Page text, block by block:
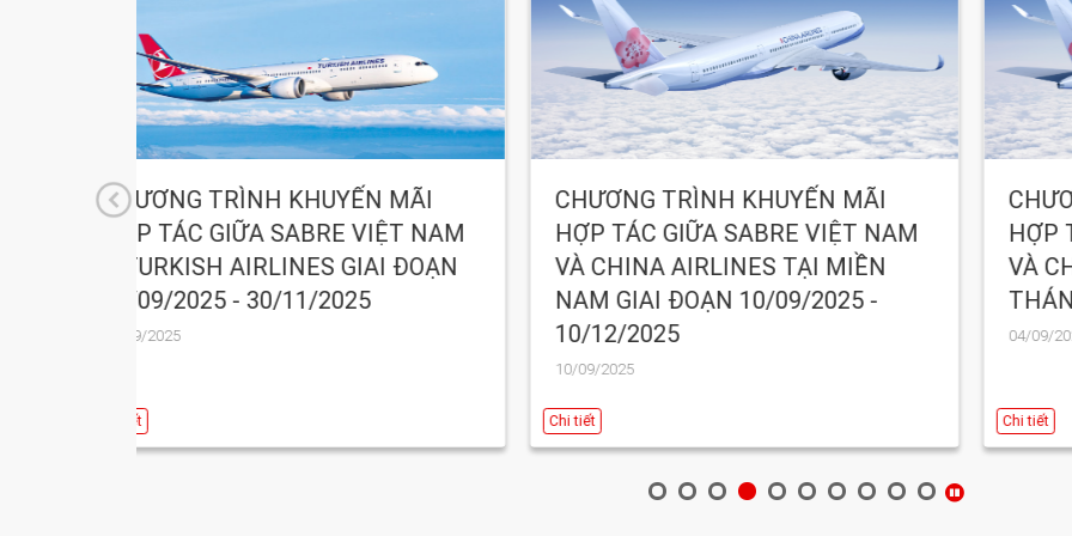
MÃI
VIỆT NAM
CHƯƠNG TRÌNH KHUYẾN MÃI
HỢP TÁC GIỮA SABRE VIỆT NAM
VÀ CHINA AIRLINES TẠI MIỀN
NAM GIAI ĐOẠN 10/09/2025 -
CHƯƠNG TRÌNH KHUYẾN MÃI
HỢP TÁC GIỮA SABRE VIỆT NAM
VÀ CHINA AIRLINES TRONG
THÁNG 9!